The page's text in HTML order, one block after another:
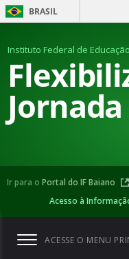
BRASIL
Instituto Federal de
Jornada
Ir para o Portal do IF Baiano
Acesso à
ACESSE O MENU